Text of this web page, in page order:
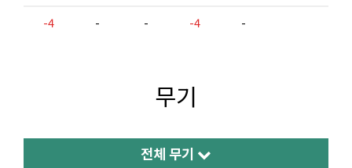
-4
- - -4 -
무기
전체 무기